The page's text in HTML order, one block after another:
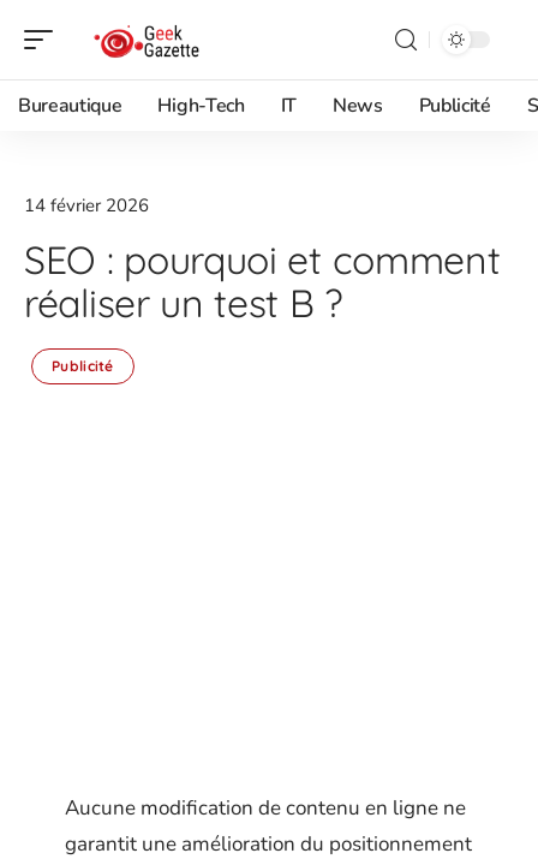
Bureautique High-Tech IT News Publicité
14 février 2026
SEO : pourquoi et comment
réaliser un test B ?
Publicité
Aucune modification de contenu en ligne ne
garantit une amélioration du positionnement